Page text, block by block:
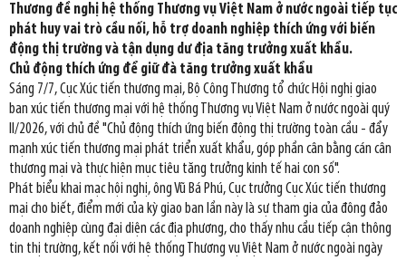
Thương đề nghị hệ thống Thương vụ Việt Nam ở nước ngoài tiếp tục
phát huy vai trò cầu nối, hỗ trợ doanh nghiệp thích ứng với biến
động thị trường và tận dụng dư địa tăng trưởng xuất khẩu.
Chủ động thích ứng để giữ đà tăng trưởng xuất khẩu
Sáng 7/7, Cục Xúc tiến thương mại, Bộ Công Thương tổ chức Hội nghị giao
ban xúc tiến thương mại với hệ thống Thương vụ Việt Nam ở nước ngoài quý
II/2026, với chủ đề "Chủ động thích ứng biến động thị trường toàn cầu - đẩy
mạnh xúc tiến thương mại phát triển xuất khẩu, góp phần cân bằng cán cân
thương mại và thực hiện mục tiêu tăng trưởng kinh tế hai con số".
Phát biểu khai mạc hội nghị, ông Vũ Bá Phú, Cục trưởng Cục Xúc tiến thương
mại cho biết, điểm mới của kỳ giao ban lần này là sự tham gia của đông đảo
doanh nghiệp cùng đại diện các địa phương, cho thấy nhu cầu tiếp cận thông
tin thị trường, kết nối với hệ thống Thương vụ Việt Nam ở nước ngoài ngày